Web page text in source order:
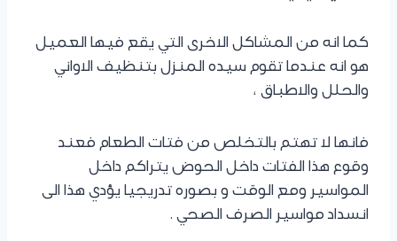
كما انه من المشاكل الاخرى التي يقع فيها العميل
هو انه عندما تقوم سيده المنزل بتنظيف الاواني
والحلل والاطباق ،
فانها لا تهتم بالتخلص من فتات الطعام فعند
وقوع هذا الفتات داخل الحوض يتراكم داخل
المواسير ومع الوقت و بصوره تدريجيا يؤدي هذا الى
انسداد مواسير الصرف الصحي .